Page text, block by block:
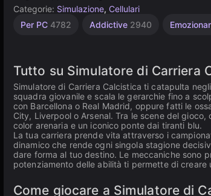
Categorie: Simulazione, Cellulari
Per PC 4782 Addictive 2940
Testo
Desktop
Per 1
Alta
Browser
Tutto su Simulatore di Carriera
Simulatore di Carriera Calcistica ti catapulta
squadra giovanile e scala le gerarchie fino a
con Barcellona o Real Madrid, oppure fatti le
City, Liverpool o Arsenal. Tra le scene del
color arenaria e un iconico ponte dai tiranti blu.
La tua carriera prende vita attraverso i
dinamico che rende ogni singola stagione
dare forma al tuo destino. Le meccaniche sono
potenziamento delle abilità ti permette di
Come giocare a Simulatore di